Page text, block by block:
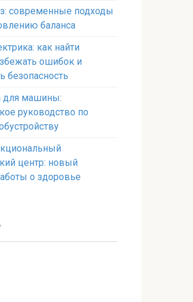
современные подходы
баланса
как найти
ошибок и
безопасность
для машины:
руководство по
центр: новый
о здоровье